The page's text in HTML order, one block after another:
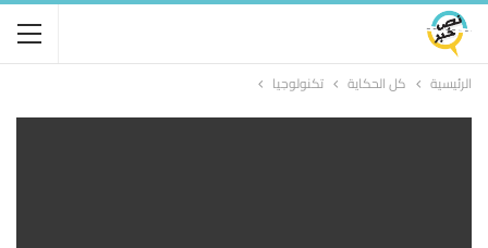
الرئيسية كل الحكاية تكنولوجيا